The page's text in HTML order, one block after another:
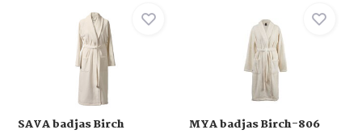
SAVA badjas Birch MYA badjas Birch-806